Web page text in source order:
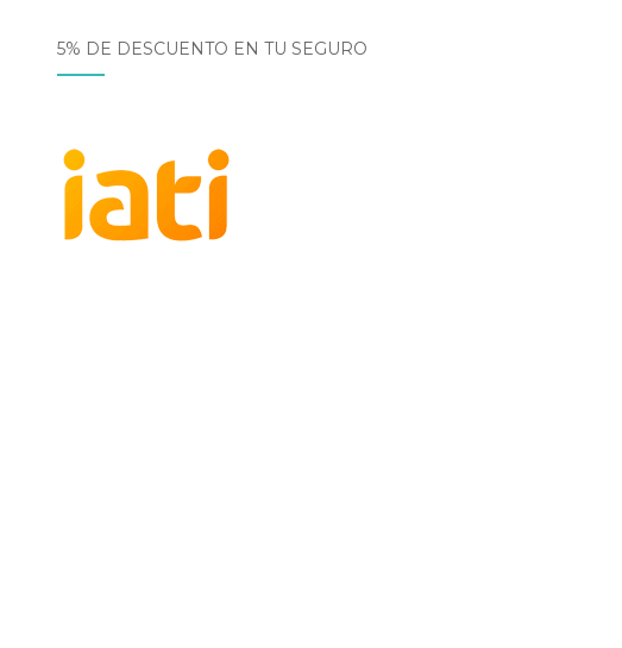
5% DE DESCUENTO EN TU SEGURO